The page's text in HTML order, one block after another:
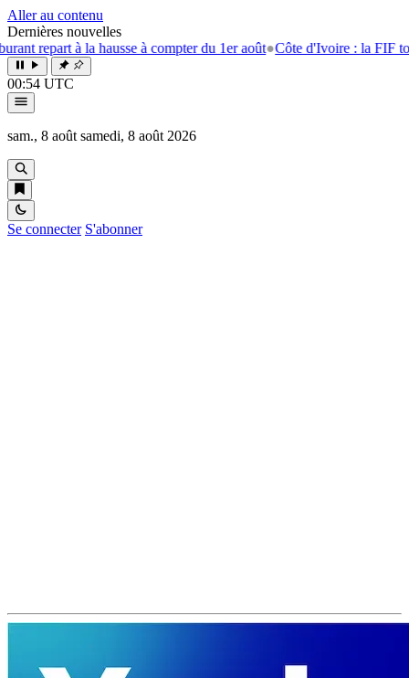
Aller au contenu
Dernières nouvelles
à la hausse à compter du 1er août●Côte d'Ivoire : la FIF tourne
00:54 UTC
sam., 8 août samedi, 8 août 2026
Se connecter S'abonner